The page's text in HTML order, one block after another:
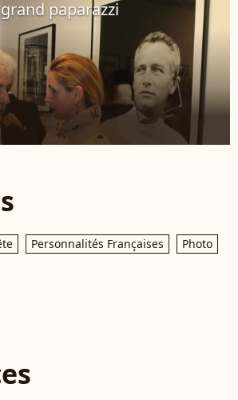
paparazzi
Personnalités Françaises Photo